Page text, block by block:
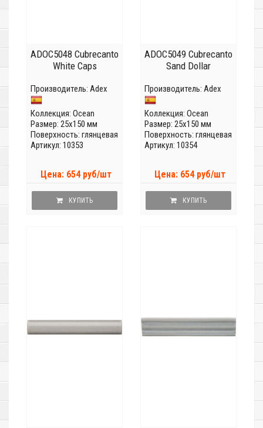
ADOC5048 Cubrecanto
White Caps
Производитель: Adex
Коллекция: Ocean
Размер: 25x150 мм
Поверхность: глянцевая
Артикул: 10353
Цена: 654 руб/шт
КУПИТЬ
ADOC5049 Cubrecanto
Sand Dollar
Производитель: Adex
Коллекция: Ocean
Размер: 25x150 мм
Поверхность: глянцевая
Артикул: 10354
Цена: 654 руб/шт
КУПИТЬ